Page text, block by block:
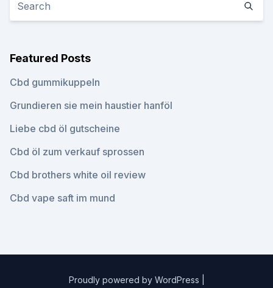
Featured Posts
Cbd gummikuppeln
Grundieren sie mein haustier hanföl
Liebe cbd öl gutscheine
Cbd öl zum verkauf sprossen
Cbd brothers white oil review
Cbd vape saft im mund
Proudly powered by WordPress